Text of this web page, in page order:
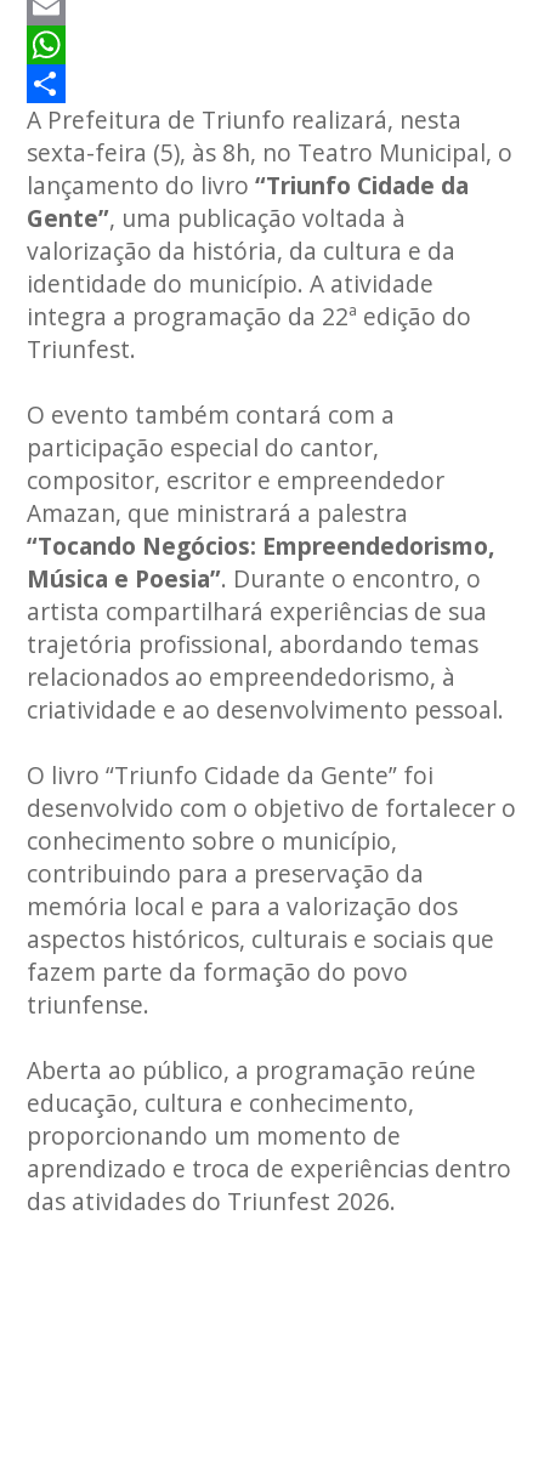
Email
WhatsApp
Share
A Prefeitura de Triunfo realizará, nesta
sexta-feira (5), às 8h, no Teatro Municipal, o
lançamento do livro“Triunfo Cidade da
Gente”, uma publicação voltada à
valorização da história, da cultura e da
identidade do município. A atividade
integra a programação da 22ª edição do
Triunfest.
O evento também contará com a
participação especial do cantor,
compositor, escritor e empreendedor
Amazan, que ministrará a palestra
“Tocando Negócios: Empreendedorismo,
Música e Poesia”. Durante o encontro, o
artista compartilhará experiências de sua
trajetória profissional, abordando temas
relacionados ao empreendedorismo, à
criatividade e ao desenvolvimento pessoal.
O livro “Triunfo Cidade da Gente” foi
desenvolvido com o objetivo de fortalecer o
conhecimento sobre o município,
contribuindo para a preservação da
memória local e para a valorização dos
aspectos históricos, culturais e sociais que
fazem parte da formação do povo
triunfense.
Aberta ao público, a programação reúne
educação, cultura e conhecimento,
proporcionando um momento de
aprendizado e troca de experiências dentro
das atividades do Triunfest 2026.